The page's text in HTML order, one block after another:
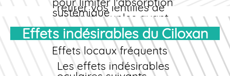
retirer vos lentilles de
contact souples avant
l'instillation du collyre,
et d'attendre au moins
15 minutes avant de
les remettre. L'usage
de lentilles est
systémique
Posologie selon
l'indication
Indication Posologie
collyre
Durée
Conjonctivite1 à 2 5 à 7
Effets indésirables du Ciloxan
Effets locaux fréquents
Les effets indésirables